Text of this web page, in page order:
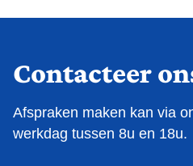
Contacteer
Afspraken maken kan via
werkdag tussen 8u en 18u.